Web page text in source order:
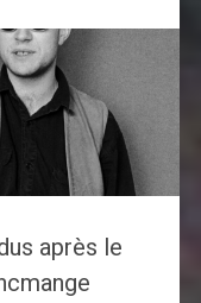
après le